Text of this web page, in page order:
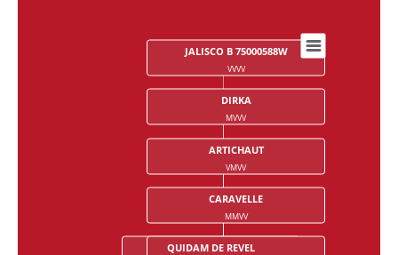
Chart with 28 data points.
QUIDAM DE REVEL
JALISCO B 75000588W
VVVV
DIRKA
MVVV
ARTICHAUT
VMVV
CARAVELLE
MMVV
GRAND VENEUR 60008795Y